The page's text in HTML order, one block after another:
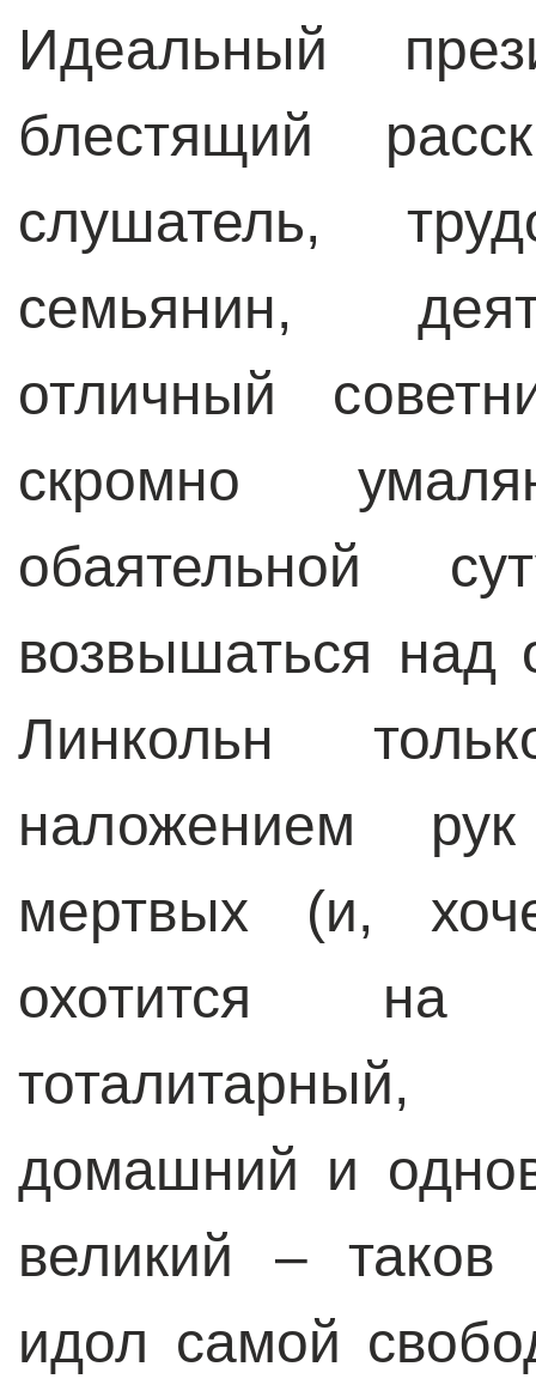
Идеальный
блестящий
слушатель,
семьянин,
отличный
скромно
обаятельной
возвышаться
Линкольн
наложением
мертвых (и,
охотится на
тоталитарный,
домашний и
великий – таков
идол самой